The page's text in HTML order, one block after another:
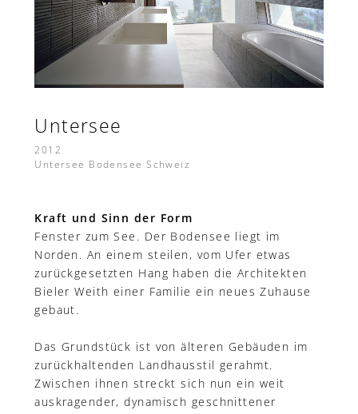
Untersee
2012
Untersee Bodensee Schweiz
Kraft und Sinn der Form
Fenster zum See. Der Bodensee liegt im
Norden. An einem steilen, vom Ufer etwas
zurückgesetzten Hang haben die Architekten
Bieler Weith einer Familie ein neues Zuhause
gebaut.
Das Grundstück ist von älteren Gebäuden im
zurückhaltenden Landhausstil gerahmt.
Zwischen ihnen streckt sich nun ein weit
auskragender, dynamisch geschnittener